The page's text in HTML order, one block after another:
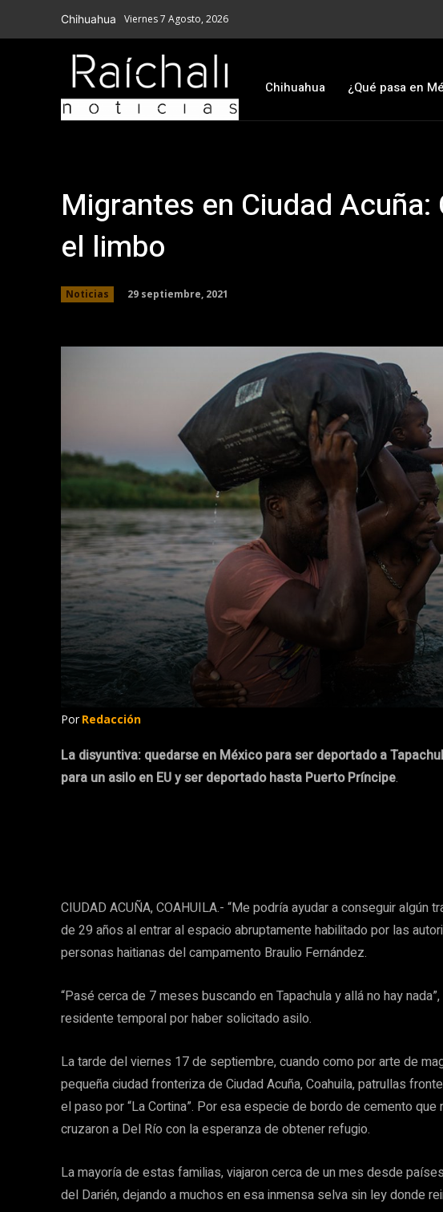
Chihuahua Viernes 7 Agosto, 2026
Chihuahua ¿Qué pasa en
Migrantes en Ciudad
el limbo
Noticias 29 septiembre, 2021
Por Redacción
La disyuntiva: quedarse en México para ser deportado a
para un asilo en EU y ser deportado hasta Puerto Príncipe.
CIUDAD ACUÑA, COAHUILA.- “Me podría ayudar a conseguir algún
de 29 años al entrar al espacio abruptamente habilitado por las
personas haitianas del campamento Braulio Fernández.
“Pasé cerca de 7 meses buscando en Tapachula y allá no hay
residente temporal por haber solicitado asilo.
La tarde del viernes 17 de septiembre, cuando como por arte de
pequeña ciudad fronteriza de Ciudad Acuña, Coahuila, patrullas
el paso por “La Cortina”. Por esa especie de bordo de cemento
cruzaron a Del Río con la esperanza de obtener refugio.
La mayoría de estas familias, viajaron cerca de un mes desde
del Darién, dejando a muchos en esa inmensa selva sin ley donde